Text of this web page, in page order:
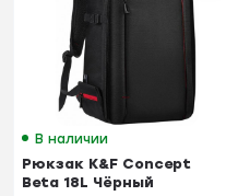
В наличии
Рюкзак K&F Concept
Beta 18L Чёрный